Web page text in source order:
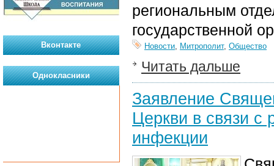
региональным
государственной
Новости, Митрополит, Общество
Читать дальше
Заявление
Церкви в связи с
инфекции
Вконтакте
Однокласники